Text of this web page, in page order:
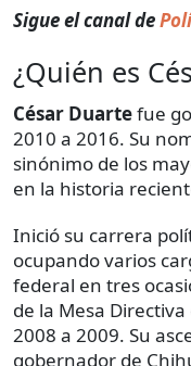
Sigue el canal de
¿Quién es
César Duartefue
2010 a 2016. Su
sinónimo de los
en la historia
Inició su carrera
ocupando varios
federal en tres
de la Mesa
2008 a 2009. Su
gobernador de